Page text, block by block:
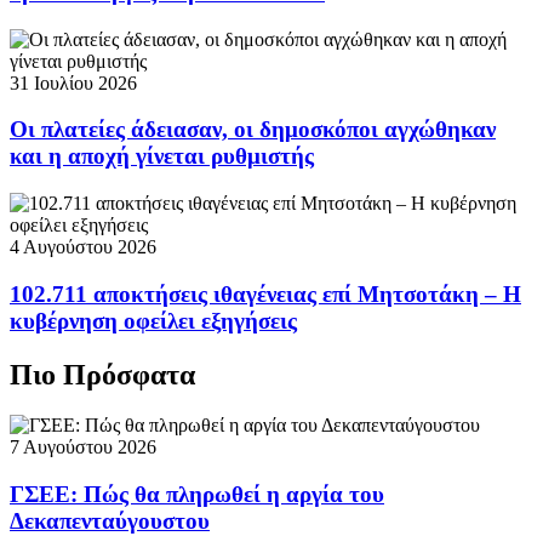
31 Ιουλίου 2026
Οι πλατείες άδειασαν, οι δημοσκόποι αγχώθηκαν
και η αποχή γίνεται ρυθμιστής
4 Αυγούστου 2026
102.711 αποκτήσεις ιθαγένειας επί Μητσοτάκη – Η
κυβέρνηση οφείλει εξηγήσεις
Πιο Πρόσφατα
7 Αυγούστου 2026
ΓΣΕΕ: Πώς θα πληρωθεί η αργία του
Δεκαπενταύγουστου